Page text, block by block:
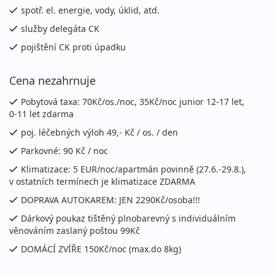
spotř. el. energie, vody, úklid, atd.
služby delegáta CK
pojištění CK proti úpadku
Cena nezahrnuje
Pobytová taxa: 70Kč/os./noc, 35Kč/noc junior 12-17 let,
0-11 let zdarma
poj. léčebných výloh 49,- Kč / os. / den
Parkovné: 90 Kč / noc
Klimatizace: 5 EUR/noc/apartmán povinně (27.6.-29.8.),
v ostatních termínech je klimatizace ZDARMA
DOPRAVA AUTOKAREM: JEN 2290Kč/osoba!!!
Dárkový poukaz tištěný plnobarevný s individuálním
věnováním zaslaný poštou 99Kč
DOMÁCÍ ZVÍŘE 150Kč/noc (max.do 8kg)